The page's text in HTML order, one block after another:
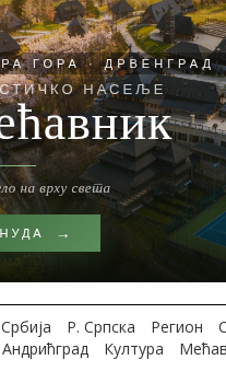
Србија Р. Српска Регион
Андрићград Култура